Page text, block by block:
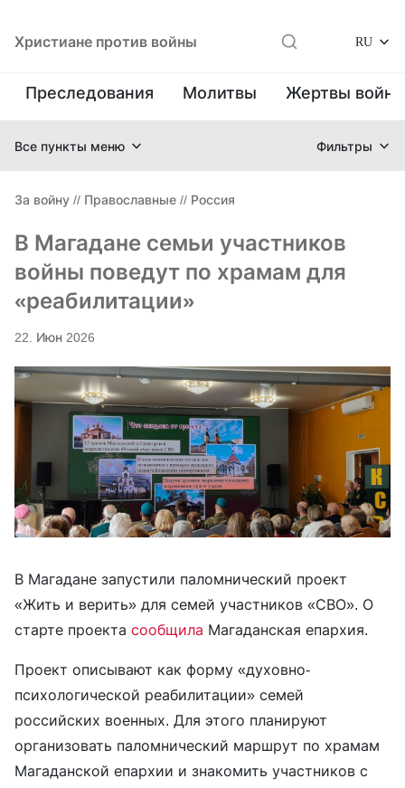
Христиане против войны RU
Преследования Молитвы Жертвы
Все пункты меню Фильтры
За войну // Православные // Россия
В Магадане семьи участников
войны поведут по храмам для
«реабилитации»
22. Июн 2026
В Магадане запустили паломнический проект
«Жить и верить» для семей участников «СВО». О
старте проекта сообщила Магаданская епархия.
Проект описывают как форму «духовно-
психологической реабилитации» семей
российских военных. Для этого планируют
организовать паломнический маршрут по храмам
Магаданской епархии и знакомить участников с